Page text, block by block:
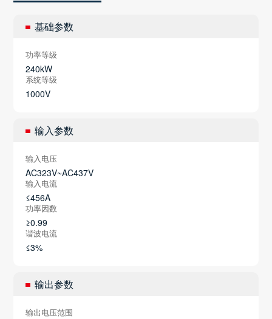
基础参数
功率等级
240kW
系统等级
1000V
输入参数
输入电压
AC323V~AC437V
输入电流
≤456A
功率因数
≥0.99
谐波电流
≤3%
输出参数
输出电压范围